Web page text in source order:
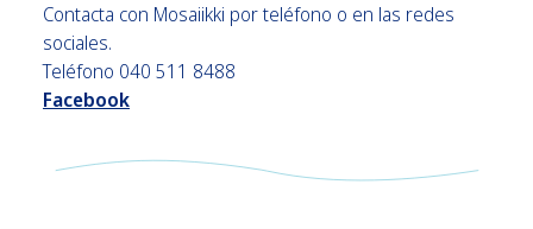
Contacta con Mosaiikki por teléfono o en las redes
sociales.
Teléfono 040 511 8488
Facebook